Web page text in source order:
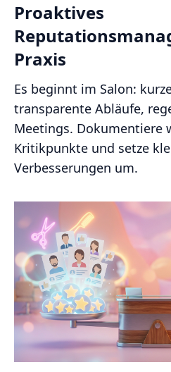
Proaktives
Praxis
Es beginnt im Salon:
transparente Abläufe,
Meetings. Dokumentiere
Kritikpunkte und setze
Verbesserungen um.